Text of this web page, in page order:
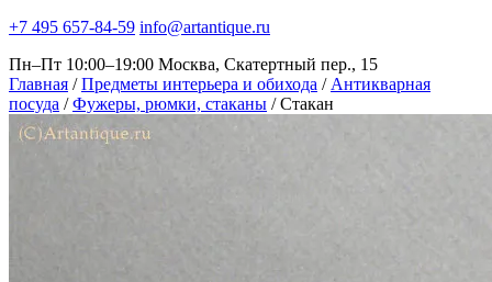
+7 495 657-84-59 info@artantique.ru
Пн–Пт 10:00–19:00 Москва, Скатертный пер., 15
Главная / Предметы интерьера и обихода / Антикварная
посуда / Фужеры, рюмки, стаканы / Стакан